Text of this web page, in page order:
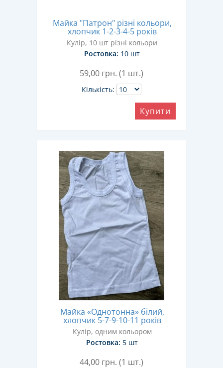
Майка "Патрон" різні кольори,
хлопчик 1-2-3-4-5 років
Кулір, 10 шт різні кольори
Ростовка: 10 шт
59,00 грн. (1 шт.)
Кількість:
Купити
Майка «Однотонна» білий,
хлопчик 5-7-9-10-11 років
Кулір, одним кольором
Ростовка: 5 шт
44,00 грн. (1 шт.)